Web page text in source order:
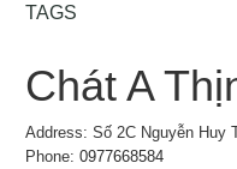
TAGS
Chát A
Address: Số 2C Nguyễn Huy
Phone:0977668584